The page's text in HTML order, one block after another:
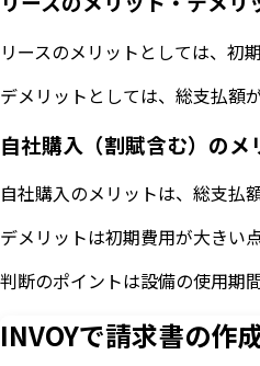
リースのメリットとしては、初
デメリットとしては、総支払額
自社購入（割賦含む）のメ
自社購入のメリットは、総支払
デメリットは初期費用が大きい
判断のポイントは設備の使用期
INVOYで請求書の作